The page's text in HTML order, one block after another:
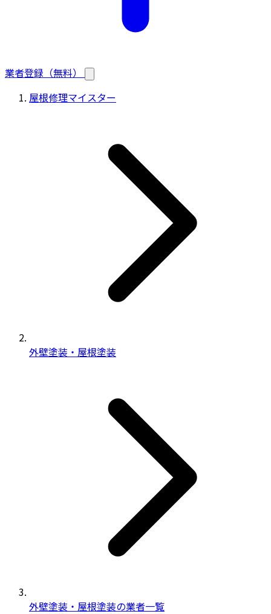
業者登録（無料）
屋根修理マイスター
外壁塗装・屋根塗装
外壁塗装・屋根塗装の業者一覧